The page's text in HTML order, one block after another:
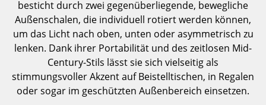
... alle Tische
Aufbewahren
Regale & Schränke
Bücherregale
besticht durch zwei gegenüberliegende, bewegliche
Außenschalen, die individuell rotiert werden können,
um das Licht nach oben, unten oder asymmetrisch zu
lenken. Dank ihrer Portabilität und des zeitlosen Mid-
Century-Stils lässt sie sich vielseitig als
stimmungsvoller Akzent auf Beistelltischen, in Regalen
oder sogar im geschützten Außenbereich einsetzen.